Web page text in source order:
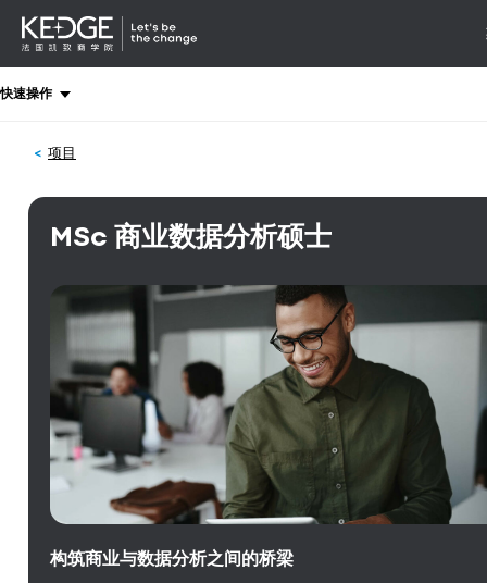
Kedge
School
快速操作
项目
MSc 商业数据分析硕士
构筑商业与数据分析之间的桥梁